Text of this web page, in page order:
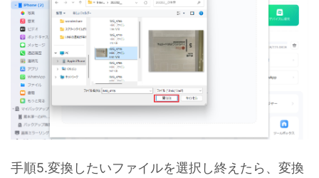
手順5.変換したいファイルを選択し終えたら、変換